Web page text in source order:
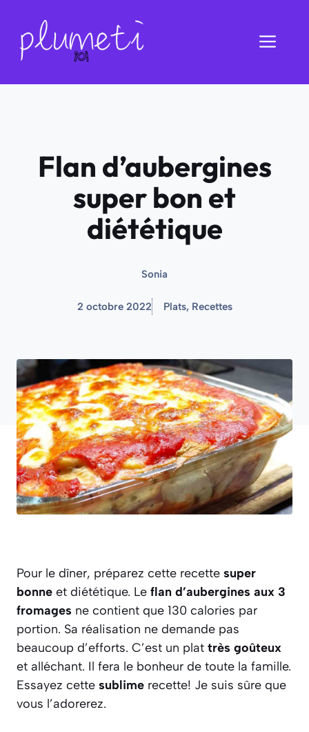
contenu
Flan d’aubergines
super bon et
diététique
Sonia
2 octobre 2022 Plats, Recettes
Pour le dîner, préparez cette recette super
bonne et diététique. Le flan d’aubergines aux 3
fromages ne contient que 130 calories par
portion. Sa réalisation ne demande pas
beaucoup d’efforts. C’est un plat très goûteux
et alléchant. Il fera le bonheur de toute la famille.
Essayez cette sublime recette! Je suis sûre que
vous l’adorerez.